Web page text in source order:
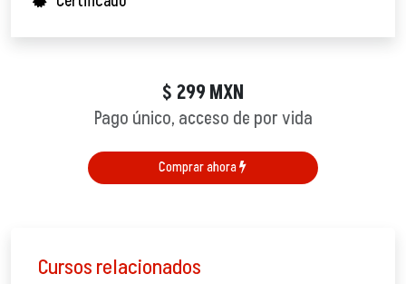
$ 299 MXN
Pago único, acceso de por vida
Comprar ahora
Cursos relacionados